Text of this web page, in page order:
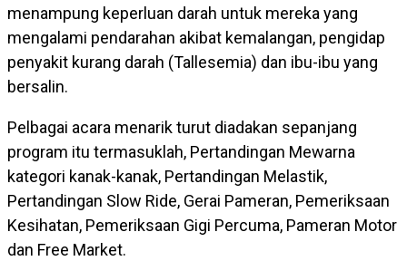
menampung keperluan darah untuk mereka yang
mengalami pendarahan akibat kemalangan, pengidap
penyakit kurang darah (Tallesemia) dan ibu-ibu yang
bersalin.
Pelbagai acara menarik turut diadakan sepanjang
program itu termasuklah, Pertandingan Mewarna
kategori kanak-kanak, Pertandingan Melastik,
Pertandingan Slow Ride, Gerai Pameran, Pemeriksaan
Kesihatan, Pemeriksaan Gigi Percuma, Pameran Motor
dan Free Market.